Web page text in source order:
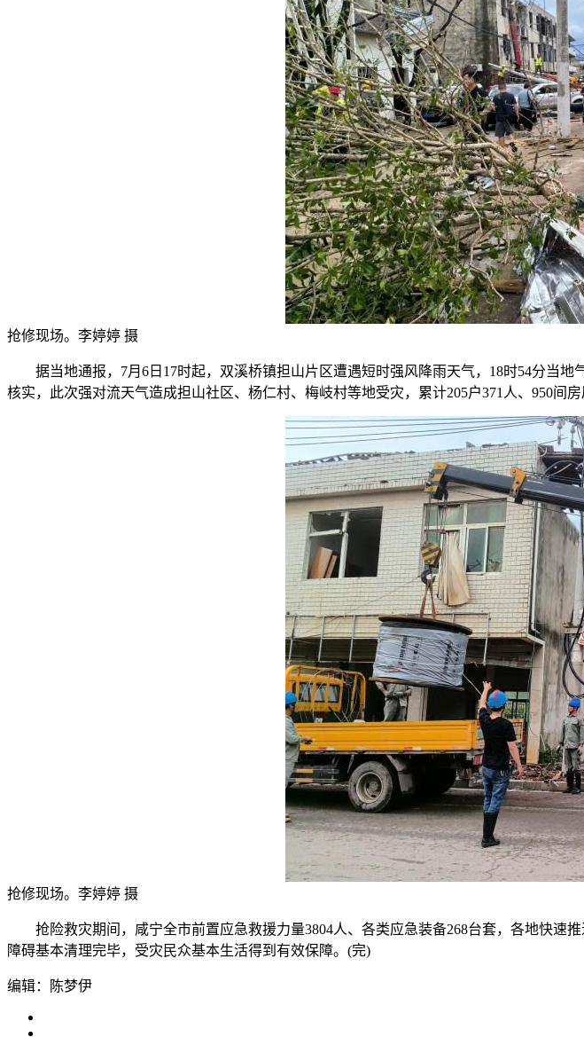
抢修现场。李婷婷 摄
据当地通报，7月6日17时起，双溪桥镇担山片区遭遇短时强风降雨天气，18时54分当地
核实，此次强对流天气造成担山社区、杨仁村、梅岐村等地受灾，累计205户371人、950间
抢修现场。李婷婷 摄
抢险救灾期间，咸宁全市前置应急救援力量3804人、各类应急装备268台套，各地快速
障碍基本清理完毕，受灾民众基本生活得到有效保障。(完)
编辑：陈梦伊